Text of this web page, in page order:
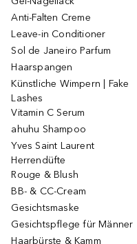
Anti-Falten Creme
Leave-in Conditioner
Sol de Janeiro Parfum
Haarspangen
Künstliche Wimpern | Fake
Lashes
Vitamin C Serum
ahuhu Shampoo
Yves Saint Laurent
Herrendüfte
Rouge & Blush
BB- & CC-Cream
Gesichtsmaske
Gesichtspflege für Männer
Haarbürste & Kamm